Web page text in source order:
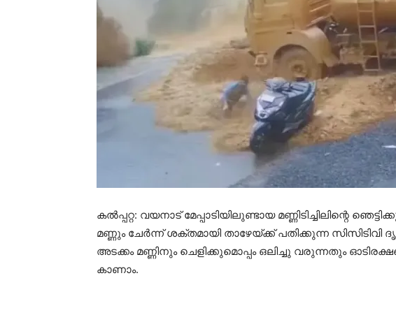
കല്‍പ്പറ്റ: വയനാട് മേപ്പാടിയിലുണ്ടായ മണ്ണിടിച്ചിലിന്റെ
മണ്ണും ചേര്‍ന്ന് ശക്തമായി താഴേയ്ക്ക് പതിക്കുന്ന
അടക്കം മണ്ണിനും ചെളിക്കുമൊപ്പം ഒലിച്ചു വരുന്നതും
കാണാം.